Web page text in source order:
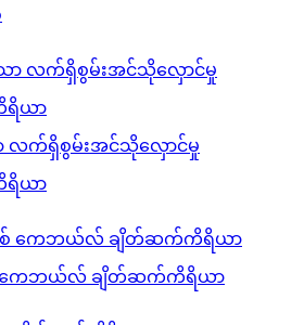
ာ လက်ရှိစွမ်းအင်သိုလှောင်မှု
ယာ
ကေဘယ်လ် ချိတ်ဆက်ကိရိယာ